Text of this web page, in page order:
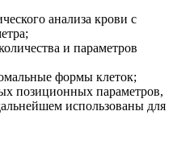
анализа крови с
и параметров
формы клеток;
позиционных параметров,
использованы для